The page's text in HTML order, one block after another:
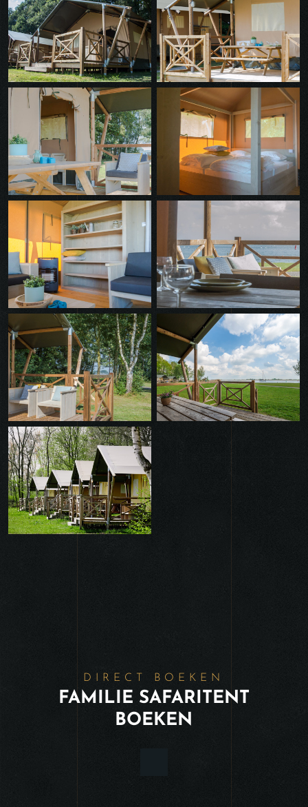
DIRECT BOEKEN
FAMILIE SAFARITENT
BOEKEN